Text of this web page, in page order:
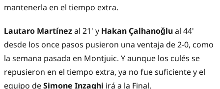
mantenerla en el tiempo extra.
Lautaro Martínezal 21' y Hakan Çalhanoğlual 44'
desde los once pasos pusieron una ventaja de 2-0, como
la semana pasada en Montjuic. Y aunque los culés se
repusieron en el tiempo extra, ya no fue suficiente y el
equipo deSimone Inzaghi irá a la Final.